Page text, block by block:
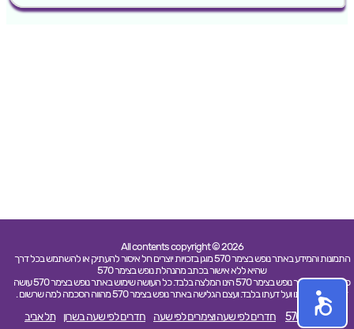
All contents copyright © 2026
התמונות והמידע באתר נופש בצימר 570 מוגן בזכויות יוצרים חל איסור להעתיק או להשתמש בכל דרך
שהיא ללא אישור בכתב מהנהלת נופש בצימר 570
כל האמור באתר נופש בצימר 570 הינו המלצה בלבד. כל העושה שימוש באתר נופש בצימר 570 עושה
זאת על אחריותו ועל דעתו בלבד. ועצם הגלישה באתר נופש בצימר 570 מהווה הסכמה למה שרשום .
נופש בצימר 570 חדרים לפי שעה וצימרים לפי שעה חדרים לפי שעה בשרון תל אביב